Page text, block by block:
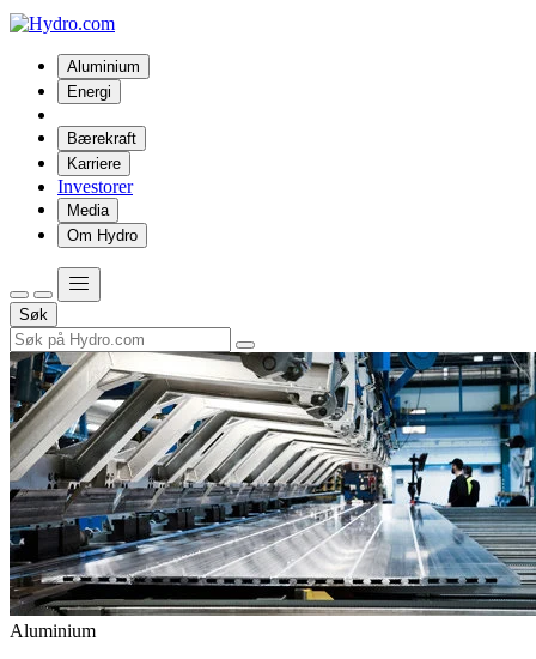
Aluminium
Energi
Bærekraft
Karriere
Investorer
Media
Om Hydro
Søk
Aluminium